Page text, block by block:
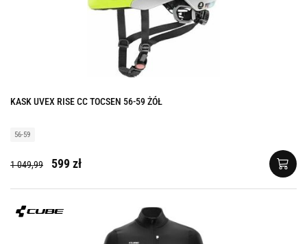
KASK UVEX RISE CC TOCSEN 56-59 ŻÓŁ
56-59
1 049,99 599 zł